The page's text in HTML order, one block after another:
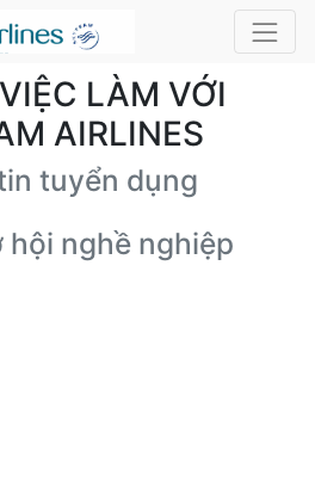
LÀM VỚI
AIRLINES
tuyển dụng
hội nghề nghiệp